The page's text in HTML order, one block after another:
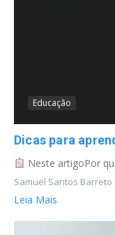
Educação
Dicas para
Neste artigoPor
Samuel Santos Barreto
Leia Mais